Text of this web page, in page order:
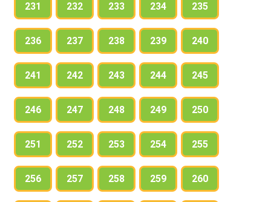
231 232 233 234 235
236 237 238 239 240
241 242 243 244 245
246 247 248 249 250
251 252 253 254 255
256 257 258 259 260